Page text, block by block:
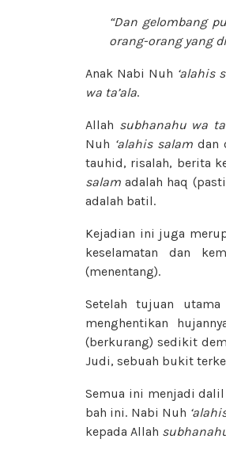
“Dan gelombang
orang-orang yang
Anak Nabi Nuh ‘alahis
wa ta’ala.
Allah subhanahu wa
Nuh ‘alahis salamdan
tauhid, risalah, berita
salam adalah haq
adalah batil.
Kejadian ini juga
keselamatan dan
(menentang).
Setelah tujuan
menghentikan
(berkurang) sedikit
Judi, sebuah bukit
Semua ini menjadi
bah ini. Nabi Nuh
kepada Allah